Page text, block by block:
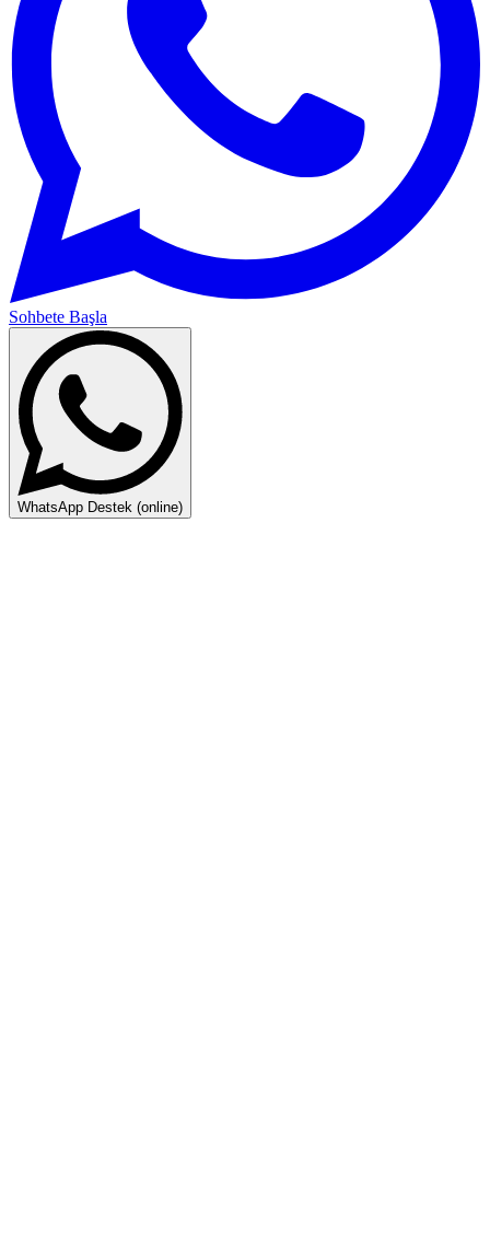
Sohbete Başla
WhatsApp Destek (online)